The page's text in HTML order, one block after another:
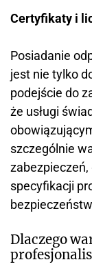
Certyfikaty i
Posiadanie
jest nie tylko
podejście do
że usługi
szczególnie
specyfikacji
Dlaczego